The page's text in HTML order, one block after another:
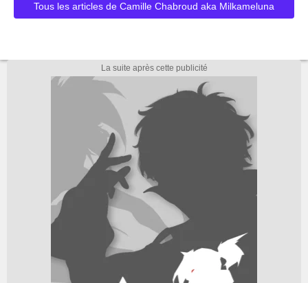
Tous les articles de Camille Chabroud aka Milkameluna